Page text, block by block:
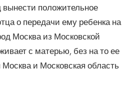
положительное
о передачи ему ребенка на
Москва из Московской
с матерью, без на то ее
и Московская область